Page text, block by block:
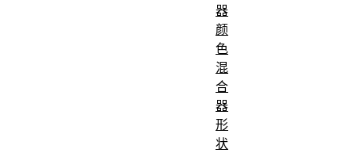
器
颜
色
混
合
器
形
状